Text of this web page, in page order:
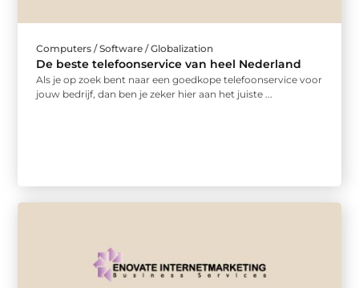
Computers / Software / Globalization
De beste telefoonservice van heel Nederland
Als je op zoek bent naar een goedkope telefoonservice voor
jouw bedrijf, dan ben je zeker hier aan het juiste ...